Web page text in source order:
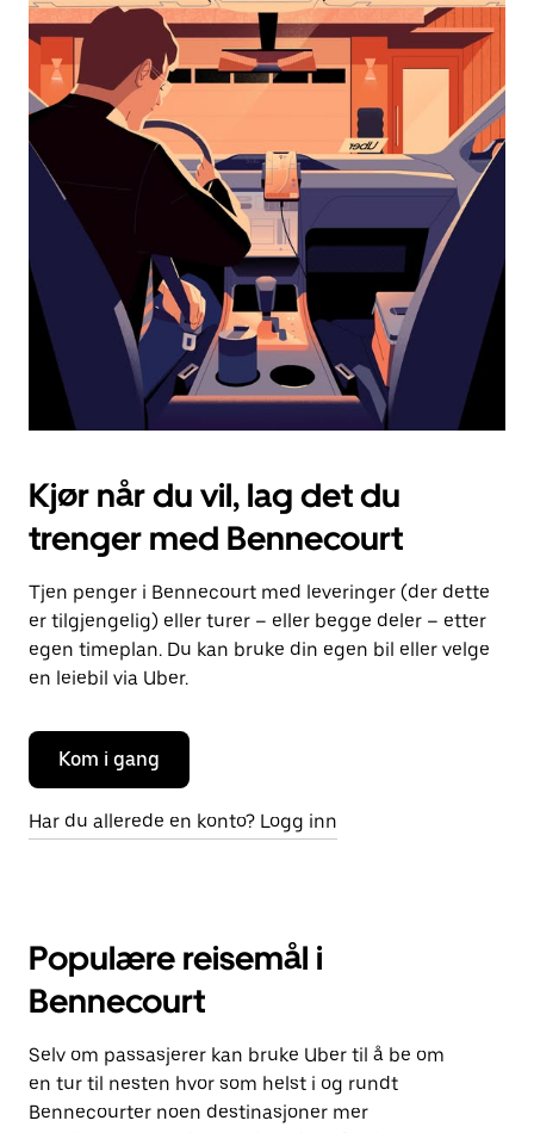
og
velge
dato.
Trykk
på
Esc-
knappen
kalenderen.
Kjør når du vil, lag det du
trenger med Bennecourt
Tjen penger i Bennecourt med leveringer (der dette
er tilgjengelig) eller turer – eller begge deler – etter
egen timeplan. Du kan bruke din egen bil eller velge
en leiebil via Uber.
Kom i gang
Har du allerede en konto? Logg inn
Populære reisemål i
Bennecourt
Selv om passasjerer kan bruke Uber til å be om
en tur til nesten hvor som helst i og rundt
Bennecourter noen destinasjoner mer